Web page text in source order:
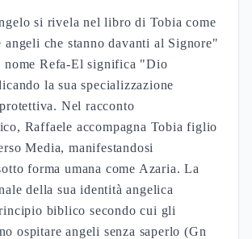
si rivela nel libro di Tobia come
angeli che stanno davanti al Signore"
Refa-El significa "Dio
la sua specializzazione
Nel racconto
Raffaele accompagna Tobia figlio
Media, manifestandosi
forma umana come Azaria. La
della sua identità angelica
biblico secondo cui gli
ospitare angeli senza saperlo (Gn